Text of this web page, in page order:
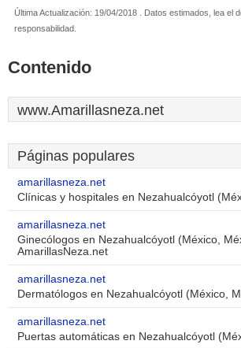
Última Actualización: 19/04/2018 . Datos estimados, lea el
responsabilidad.
Contenido
www.Amarillasneza.net
Páginas populares
amarillasneza.net
Clínicas y hospitales en Nezahualcóyotl
amarillasneza.net
Ginecólogos en Nezahualcóyotl (México,
AmarillasNeza.net
amarillasneza.net
Dermatólogos en Nezahualcóyotl (México,
amarillasneza.net
Puertas automáticas en Nezahualcóyotl